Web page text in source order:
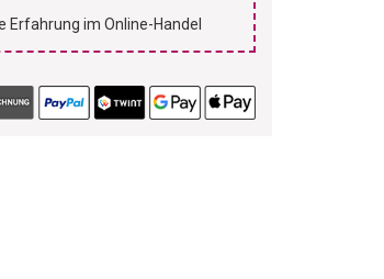
Erfahrung im Online-Handel